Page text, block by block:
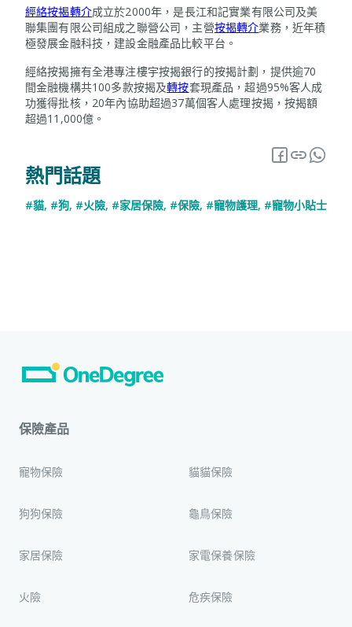
經絡按揭轉介成立於2000年，是長江和記實業有限公司及美
聯集團有限公司組成之聯營公司，主營按揭轉介業務，近年積
極發展金融科技，建設金融產品比較平台。
經絡按揭擁有全港專注樓宇按揭銀行的按揭計劃，提供逾70
間金融機構共100多款按揭及轉按套現產品，超過95%客人成
功獲得批核，20年內協助超過37萬個客人處理按揭，按揭額
超過11,000億。
熱門話題
#貓, #狗, #火險, #家居保險, #保險, #寵物護理, #寵物小貼士
保險產品
寵物保險 貓貓保險
狗狗保險 龜鳥保險
家居保險 家電保養保險
火險 危疾保險